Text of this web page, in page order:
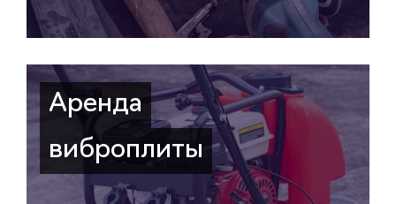
Аренда
виброплиты